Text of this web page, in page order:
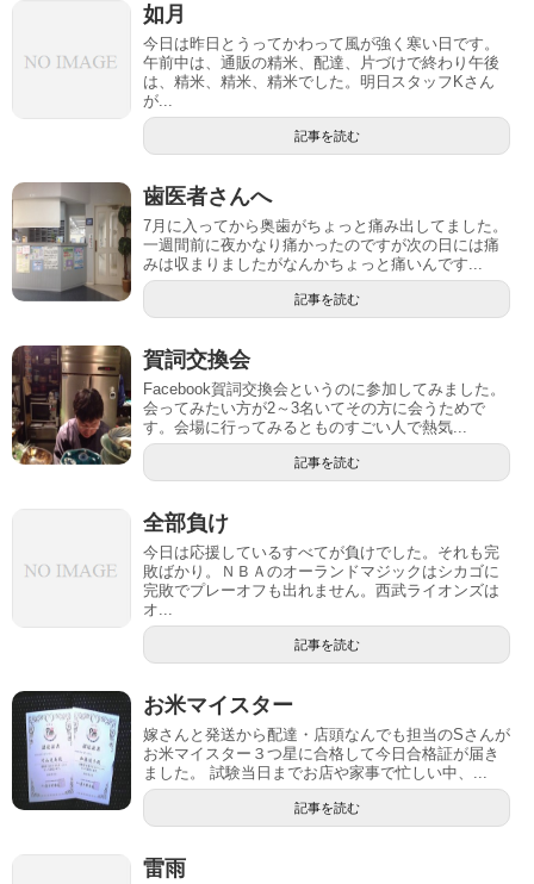
如月
今日は昨日とうってかわって風が強く寒い日です。
午前中は、通販の精米、配達、片づけで終わり午後
は、精米、精米、精米でした。明日スタッフKさん
が...
記事を読む
歯医者さんへ
7月に入ってから奥歯がちょっと痛み出してました。
一週間前に夜かなり痛かったのですが次の日には痛
みは収まりましたがなんかちょっと痛いんです...
記事を読む
賀詞交換会
Facebook賀詞交換会というのに参加してみました。
会ってみたい方が2～3名いてその方に会うためで
す。会場に行ってみるとものすごい人で熱気...
記事を読む
全部負け
今日は応援しているすべてが負けでした。それも完
敗ばかり。ＮＢＡのオーランドマジックはシカゴに
完敗でプレーオフも出れません。西武ライオンズは
オ...
記事を読む
お米マイスター
嫁さんと発送から配達・店頭なんでも担当のSさんが
お米マイスター３つ星に合格して今日合格証が届き
ました。 試験当日までお店や家事で忙しい中、...
記事を読む
雷雨